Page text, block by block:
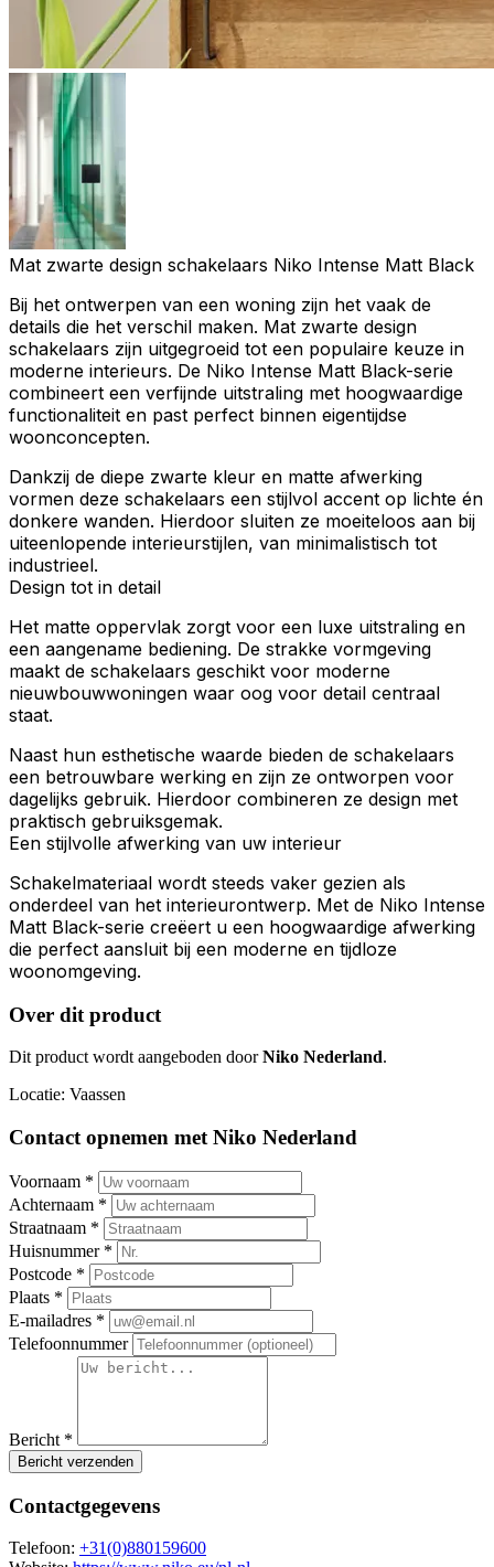
Mat zwarte design schakelaars Niko Intense Matt Black
Bij het ontwerpen van een woning zijn het vaak de
details die het verschil maken. Mat zwarte design
schakelaars zijn uitgegroeid tot een populaire keuze in
moderne interieurs. De Niko Intense Matt Black-serie
combineert een verfijnde uitstraling met hoogwaardige
functionaliteit en past perfect binnen eigentijdse
woonconcepten.
Dankzij de diepe zwarte kleur en matte afwerking
vormen deze schakelaars een stijlvol accent op lichte én
donkere wanden. Hierdoor sluiten ze moeiteloos aan bij
uiteenlopende interieurstijlen, van minimalistisch tot
industrieel.
Design tot in detail
Het matte oppervlak zorgt voor een luxe uitstraling en
een aangename bediening. De strakke vormgeving
maakt de schakelaars geschikt voor moderne
nieuwbouwwoningen waar oog voor detail centraal
staat.
Naast hun esthetische waarde bieden de schakelaars
een betrouwbare werking en zijn ze ontworpen voor
dagelijks gebruik. Hierdoor combineren ze design met
praktisch gebruiksgemak.
Een stijlvolle afwerking van uw interieur
Schakelmateriaal wordt steeds vaker gezien als
onderdeel van het interieurontwerp. Met de Niko Intense
Matt Black-serie creëert u een hoogwaardige afwerking
die perfect aansluit bij een moderne en tijdloze
woonomgeving.
Over dit product
Dit product wordt aangeboden doorNiko Nederland.
Locatie: Vaassen
Contact opnemen met Niko Nederland
Voornaam *
Achternaam *
Straatnaam *
Huisnummer *
Postcode *
Plaats *
E-mailadres *
Telefoonnummer
Bericht *
Bericht verzenden
Contactgegevens
Telefoon: +31(0)880159600